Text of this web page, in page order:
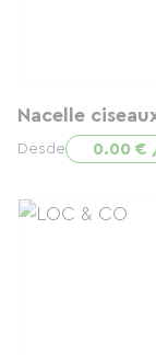
Nacelle
Desde 0.00 €